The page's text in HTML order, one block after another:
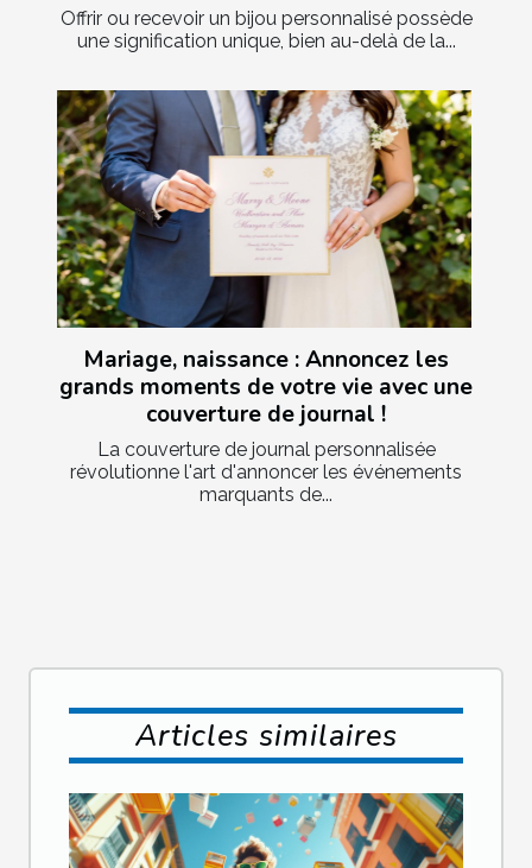
Offrir ou recevoir un bijou personnalisé possède
une signification unique, bien au-delà de la...
Mariage, naissance : Annoncez les
grands moments de votre vie avec une
couverture de journal !
La couverture de journal personnalisée
révolutionne l'art d'annoncer les événements
marquants de...
Articles similaires